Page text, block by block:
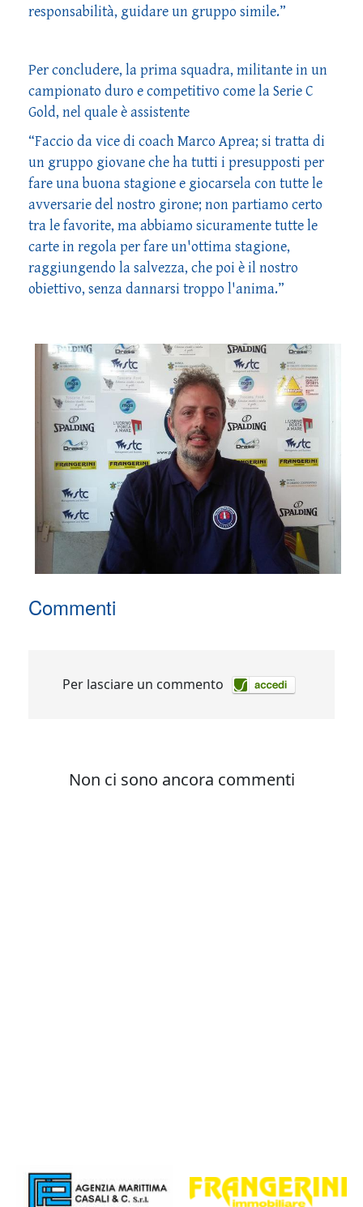
responsabilità, guidare un gruppo simile.”
Per concludere, la prima squadra, militante in un
campionato duro e competitivo come la Serie C
Gold, nel quale è assistente
“Faccio da vice di coach Marco Aprea; si tratta di
un gruppo giovane che ha tutti i presupposti per
fare una buona stagione e giocarsela con tutte le
avversarie del nostro girone; non partiamo certo
tra le favorite, ma abbiamo sicuramente tutte le
carte in regola per fare un'ottima stagione,
raggiungendo la salvezza, che poi è il nostro
obiettivo, senza dannarsi troppo l'anima.”
Commenti